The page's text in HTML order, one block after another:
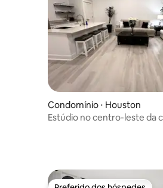
Condomínio ⋅ Houston
Estúdio no centro-leste da